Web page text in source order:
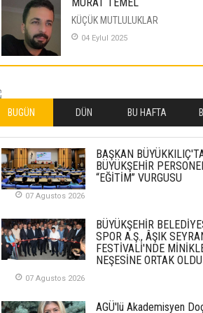
KÜÇÜK MUTLULUKLAR
04 Eylul 2025
26 Subat 2026
METİN ERTEM
YENİ HİCRİ YIL VE ÜLKEMİZDE
YAŞANANLAR!
21 Haziran 2026
SEMRA ŞAHİN
KENDİNE UYANMAK
30 Temmuz 2026
İlgi Alanlarımız ve Biz
BUGÜN DÜN BU HAFTA
BAŞKAN
BÜYÜKŞEHİR
“EĞİTİM” VURGUSU
07 Agustos 2026
BÜYÜKŞEHİR
SPOR A.Ş., ÂŞIK
FESTİVALİ'NDE
NEŞESİNE ORTAK OLDU
07 Agustos 2026
AGÜ'lü Akademisyen